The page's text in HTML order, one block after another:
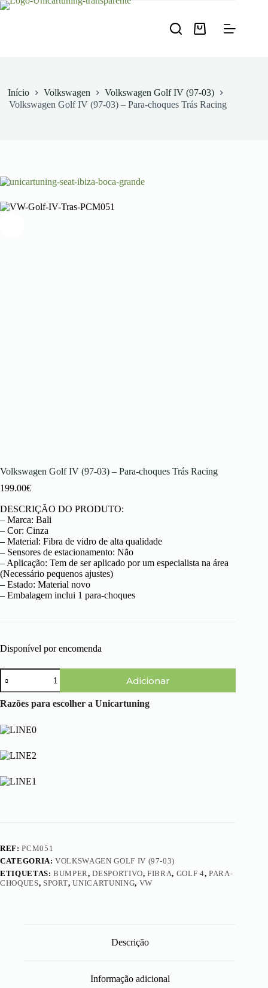
Pular
Carrinho
Início Volkswagen
Volkswagen Golf IV (97-03)
Volkswagen Golf IV (97-03) – Para-choques Trás Racing
Volkswagen Golf IV (97-03) – Para-choques Trás Racing
199.00€
DESCRIÇÃO DO PRODUTO:
– Marca: Bali
– Cor: Cinza
– Material: Fibra de vidro de alta qualidade
– Sensores de estacionamento: Não
– Aplicação: Tem de ser aplicado por um especialista na área
(Necessário pequenos ajustes)
– Estado: Material novo
– Embalagem inclui 1 para-choques
Disponível por encomenda
Quantidade
de
Volkswagen
Golf
(97-
03)
Para-
Trás
Racing
Adicionar
Razões para escolher a Unicartuning
REF:PCM051
CATEGORIA:VOLKSWAGEN GOLF IV (97-03)
ETIQUETAS:BUMPER,DESPORTIVO,FIBRA, GOLF 4, PARA-
CHOQUES, SPORT,UNICARTUNING, VW
Descrição
Informação adicional